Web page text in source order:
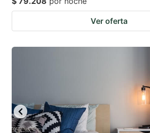
Ver oferta